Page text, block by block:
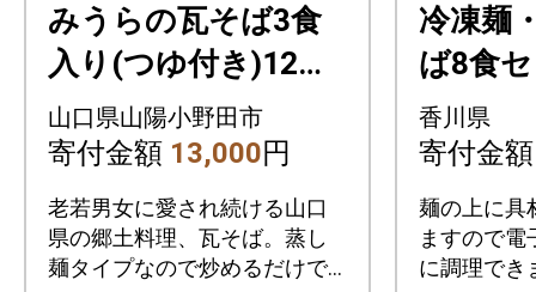
みうらの瓦そば3食
入り(つゆ付き)12パ
ックセット
山口県山陽小野田市
寄付金額 13,000円
老若男女に愛され続ける山口
県の郷土料理、瓦そば。蒸し
麺タイプなので炒めるだけで
冷凍麺
ば8食
香川県
寄付金
麺の上に具
ますので電
に調理でき